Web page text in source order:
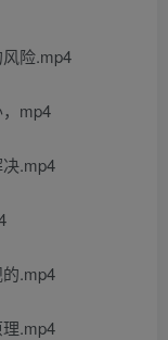
险.mp4
mp4
.mp4
.mp4
.mp4